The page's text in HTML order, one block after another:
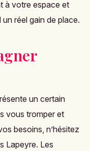
à votre espace et
un réel gain de place.
un certain
vous tromper et
besoins, n’hésitez
Lapeyre. Les